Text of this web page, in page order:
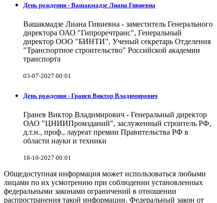
День рождения - Вашакмадзе Лиана Гивиевна
Вашакмадзе Лиана Гивиевна - заместитель Генерального
директора ОАО "Гипроречтранс", Генеральный
директор ООО "БИНТИ", Ученый секретарь Отделения
"Транспортное строительство" Российской академии
транспорта
03-07-2027 00:01
День рождения - Гранев Виктор Владимирович
Гранев Виктор Владимирович - Генеральный директор
ОАО "ЦНИИПромзданий", заслуженный строитель РФ,
д.т.н., проф., лауреат премии Правительства РФ в
области науки и техники
18-10-2027 00:01
Общедоступная информация может использоваться любыми
лицами по их усмотрению при соблюдении установленных
федеральными законами ограничений в отношении
распространения такой информации. Федеральный закон от